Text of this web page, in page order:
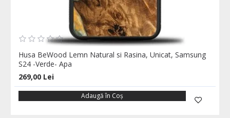
Husa BeWood Lemn Natural si Rasina, Unicat, Samsung
S24 -Verde- Apa
269,00 Lei
Adaugă în Coş